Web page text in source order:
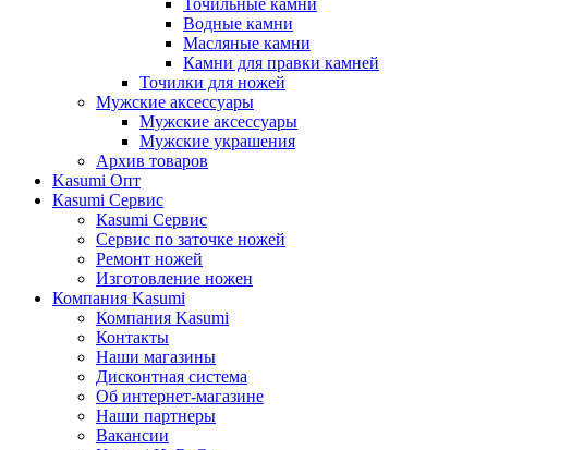
Водные камни
Масляные камни
Камни для правки камней
Точилки для ножей
Мужские аксессуары
Мужские аксессуары
Мужские украшения
Архив товаров
Kasumi Опт
Кasumi Сервис
Кasumi Сервис
Сервис по заточке ножей
Ремонт ножей
Изготовление ножен
Компания Kasumi
Компания Kasumi
Контакты
Наши магазины
Дисконтная система
Об интернет-магазине
Наши партнеры
Вакансии